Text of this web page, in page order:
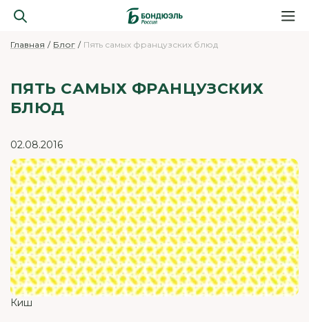
Главная Блог Пять самых французских блюд
ПЯТЬ САМЫХ ФРАНЦУЗСКИХ
БЛЮД
02.08.2016
Киш